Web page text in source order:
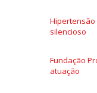
Hipertensão
silencioso
Fundação
atuação